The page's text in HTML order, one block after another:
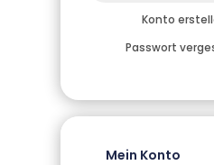
Konto
Passwort
Mein Konto